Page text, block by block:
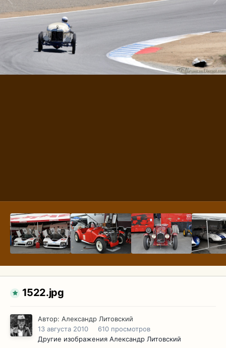
1522.jpg
Автор: Александр Литовский
13 августа 2010
610 просмотров
Другие изображения Александр Литовский